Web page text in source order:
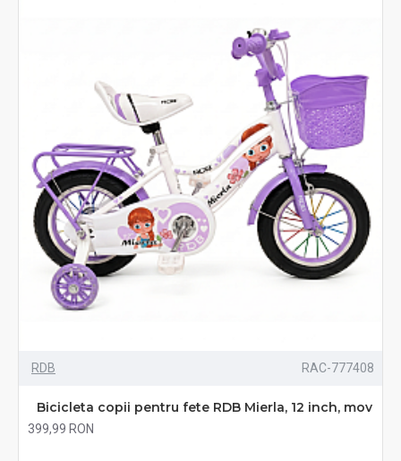
RDB RAC-777408
Bicicleta copii pentru fete RDB Mierla, 12 inch, mov
399,99 RON